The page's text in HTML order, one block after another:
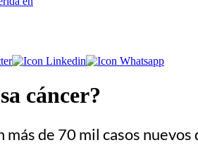
cáncer?
de 70 mil casos nuevos